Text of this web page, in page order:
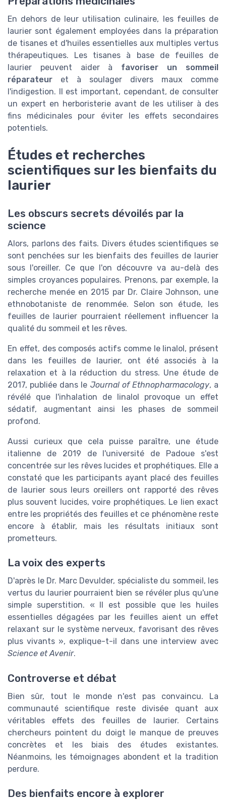
En dehors de leur utilisation culinaire, les feuilles de
laurier sont également employées dans la préparation
de tisanes et d'huiles essentielles aux multiples vertus
thérapeutiques. Les tisanes à base de feuilles de
laurier peuvent aider à favoriser un sommeil
réparateur et à soulager divers maux comme
l'indigestion. Il est important, cependant, de consulter
un expert en herboristerie avant de les utiliser à des
fins médicinales pour éviter les effets secondaires
potentiels.
Études et recherches
scientifiques sur les bienfaits du
laurier
Les obscurs secrets dévoilés par la
science
Alors, parlons des faits. Divers études scientifiques se
sont penchées sur les bienfaits des feuilles de laurier
sous l'oreiller. Ce que l'on découvre va au-delà des
simples croyances populaires. Prenons, par exemple, la
recherche menée en 2015 par Dr. Claire Johnson, une
ethnobotaniste de renommée. Selon son étude, les
feuilles de laurier pourraient réellement influencer la
qualité du sommeil et les rêves.
En effet, des composés actifs comme le linalol, présent
dans les feuilles de laurier, ont été associés à la
relaxation et à la réduction du stress. Une étude de
2017, publiée dans le Journal of Ethnopharmacology, a
révélé que l'inhalation de linalol provoque un effet
sédatif, augmentant ainsi les phases de sommeil
profond.
Aussi curieux que cela puisse paraître, une étude
italienne de 2019 de l'université de Padoue s'est
concentrée sur les rêves lucides et prophétiques. Elle a
constaté que les participants ayant placé des feuilles
de laurier sous leurs oreillers ont rapporté des rêves
plus souvent lucides, voire prophétiques. Le lien exact
entre les propriétés des feuilles et ce phénomène reste
encore à établir, mais les résultats initiaux sont
prometteurs.
La voix des experts
D'après le Dr. Marc Devulder, spécialiste du sommeil, les
vertus du laurier pourraient bien se révéler plus qu'une
simple superstition. « Il est possible que les huiles
essentielles dégagées par les feuilles aient un effet
relaxant sur le système nerveux, favorisant des rêves
plus vivants », explique-t-il dans une interview avec
Science et Avenir.
Controverse et débat
Bien sûr, tout le monde n'est pas convaincu. La
communauté scientifique reste divisée quant aux
véritables effets des feuilles de laurier. Certains
chercheurs pointent du doigt le manque de preuves
concrètes et les biais des études existantes.
Néanmoins, les témoignages abondent et la tradition
perdure.
Des bienfaits encore à explorer